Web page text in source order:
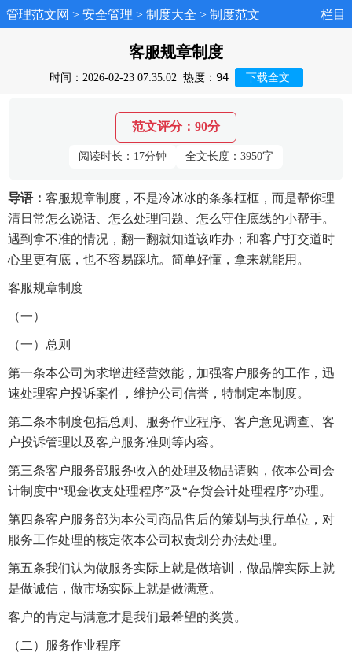
管理范文网 > 安全管理 > 制度大全 > 制度范文 栏目
客服规章制度
时间：2026-02-23 07:35:02 热度： 94 下载全文
范文评分：90分
阅读时长：17分钟 全文长度：3950字
导语： 客服规章制度，不是冷冰冰的条条框框，而是帮你理
清日常怎么说话、怎么处理问题、怎么守住底线的小帮手。
遇到拿不准的情况，翻一翻就知道该咋办；和客户打交道时
心里更有底，也不容易踩坑。简单好懂，拿来就能用。
客服规章制度
（一）
（一）总则
第一条本公司为求增进经营效能，加强客户服务的工作，迅
速处理客户投诉案件，维护公司信誉，特制定本制度。
第二条本制度包括总则、服务作业程序、客户意见调查、客
户投诉管理以及客户服务准则等内容。
第三条客户服务部服务收入的处理及物品请购，依本公司会
计制度中“现金收支处理程序”及“存货会计处理程序”办理。
第四条客户服务部为本公司商品售后的策划与执行单位，对
服务工作处理的核定依本公司权责划分办法处理。
第五条我们认为做服务实际上就是做培训，做品牌实际上就
是做诚信，做市场实际上就是做满意。
客户的肯定与满意才是我们最希望的奖赏。
（二）服务作业程序